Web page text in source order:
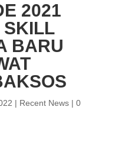
2021
SKILL
BARU
| Recent News| 0